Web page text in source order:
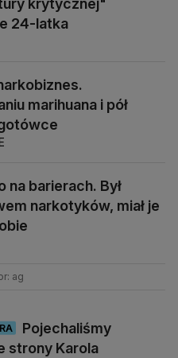
krytycznej"
24-latka
marihuana i pół
na barierach. Był
narkotyków, miał je
ag
Pojechaliśmy
strony Karola